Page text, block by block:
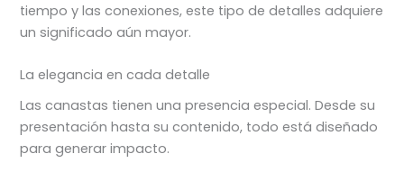
tiempo y las conexiones, este tipo de detalles adquiere
un significado aún mayor.
La elegancia en cada detalle
Las canastas tienen una presencia especial. Desde su
presentación hasta su contenido, todo está diseñado
para generar impacto.